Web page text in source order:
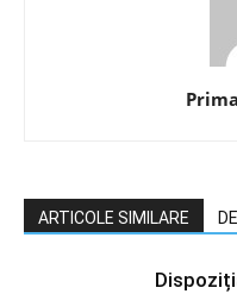
ARTICOLE SIMILARE